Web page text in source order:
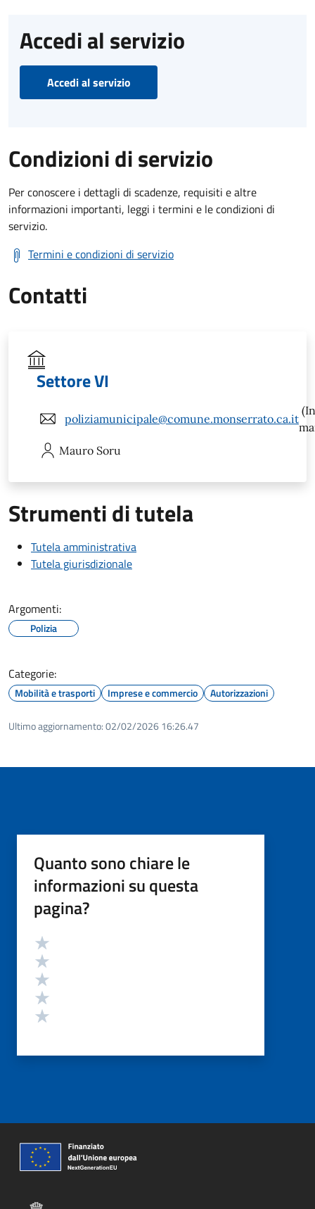
Accedi al servizio
Accedi al servizio
Condizioni di servizio
Per conoscere i dettagli di scadenze, requisiti e altre
informazioni importanti, leggi i termini e le condizioni di
servizio.
Termini e condizioni di servizio
Contatti
Settore VI
poliziamunicipale@comune.monserrato.ca.it
Mauro Soru
Strumenti di tutela
Tutela amministrativa
Tutela giurisdizionale
Argomenti:
Polizia
Categorie:
Mobilità e trasporti Imprese e commercio Autorizzazioni
Ultimo aggiornamento:02/02/2026 16:26.47
Quanto sono chiare le
informazioni su questa
pagina?
Valutazione